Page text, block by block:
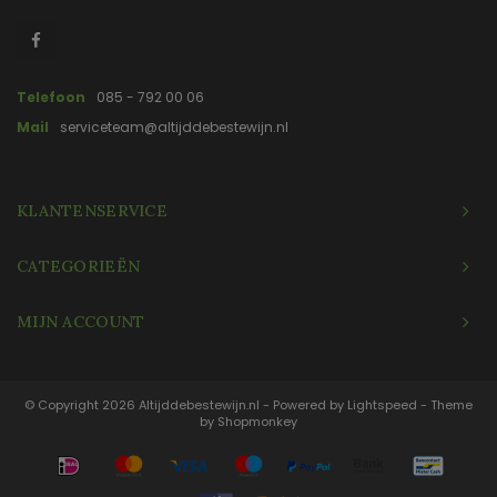
Telefoon
085 - 792 00 06
Mail
serviceteam@altijddebestewijn.nl
KLANTENSERVICE
CATEGORIEËN
MIJN ACCOUNT
© Copyright 2026 Altijddebestewijn.nl - Powered by Lightspeed - Theme
by Shopmonkey